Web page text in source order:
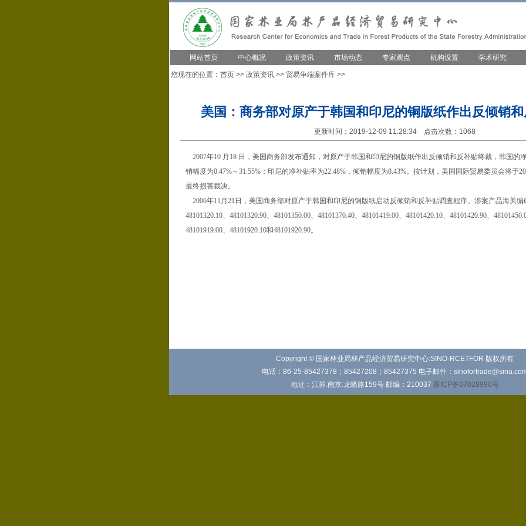
网站首页 中心概况 政策资讯 市场动态 专家观点 机构设置 学术研究
您现在的位置： 首页 >> 政策资讯 >> 贸易争端案件库 >>
美国：商务部对原产于韩国和印尼的铜版纸作出反倾销
更新时间：2019-12-09 11:28:34 点击次数：1068
2007年10 月18 日，美国商务部发布通知，对原产于韩国和印尼的铜版纸作出反倾销和反补贴终裁，韩国的
销幅度为0.47%～31.55%；印尼的净补贴率为22.48%，倾销幅度为8.43%。按计划，美国国际贸易委员会将于
最终损害裁决。
2006年11月21日，美国商务部对原产于韩国和印尼的铜版纸启动反倾销和反补贴调查程序。涉案产品海关编
48101320.10、48101320.90、48101350.00、48101370.40、48101419.00、48101420.10、48101420.90、
48101919.00、48101920.10和48101920.90。
Copyright © 国家林业局林产品经济贸易研究中心:SINO-RCETFOR 版权所有
电话：86-25-85427378；85427208；85427375 电子邮件：
地址：江苏.南京.龙蟠路159号 邮编：210037 苏ICP备07028990号